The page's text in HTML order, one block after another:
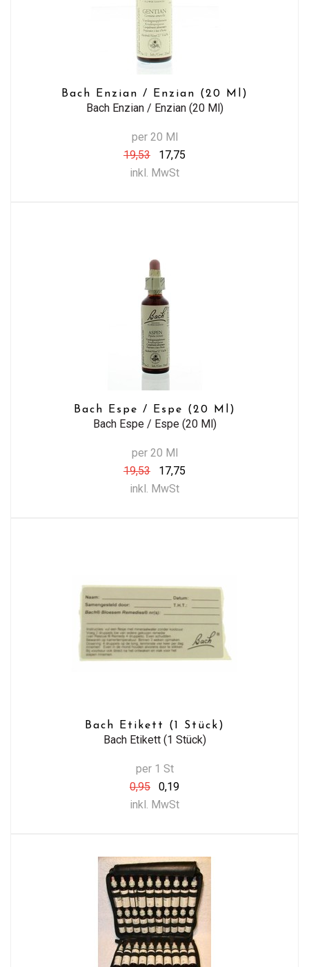
Bach Enzian / Enzian (20 Ml)
Bach Enzian / Enzian (20 Ml)
per 20 Ml
19,53
17,75
inkl. MwSt
Bach Espe / Espe (20 Ml)
Bach Espe / Espe (20 Ml)
per 20 Ml
19,53
17,75
inkl. MwSt
Bach Etikett (1 Stück)
Bach Etikett (1 Stück)
per 1 St
0,95
0,19
inkl. MwSt